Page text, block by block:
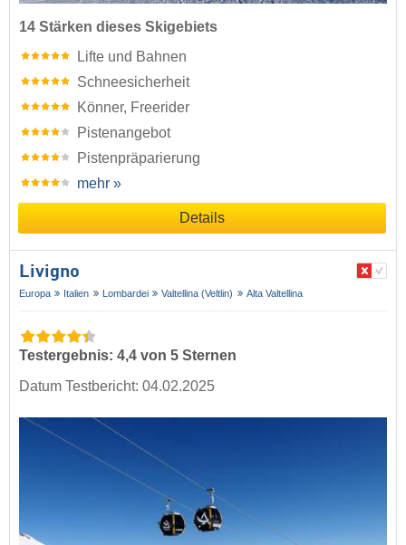
14 Stärken dieses Skigebiets
Lifte und Bahnen
Schneesicherheit
Könner, Freerider
Pistenangebot
Pistenpräparierung
mehr »
Details
Livigno
Europa Italien Lombardei Valtellina (Veltlin) Alta Valtellina
Testergebnis: 4,4 von 5 Sternen
Datum Testbericht: 04.02.2025